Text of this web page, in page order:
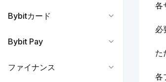
Bybitカード
Bybit Pay
ファイナンス
各
必
た
各